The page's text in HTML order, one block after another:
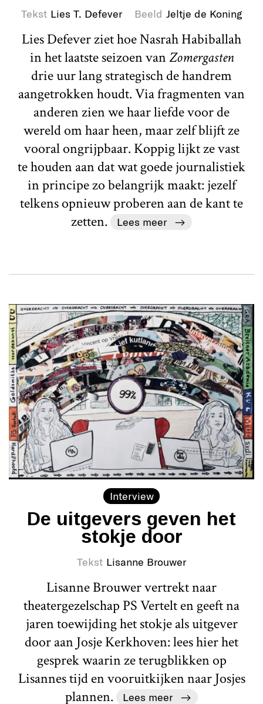
Tekst Lies T. Defever Beeld Jeltje de Koning
Lies Defever ziet hoe Nasrah Habiballah
in het laatste seizoen vanZomergasten
drie uur lang strategisch de handrem
aangetrokken houdt. Via fragmenten van
anderen zien we haar liefde voor de
wereld om haar heen, maar zelf blijft ze
vooral ongrijpbaar. Koppig lijkt ze vast
te houden aan dat wat goede journalistiek
in principe zo belangrijk maakt: jezelf
telkens opnieuw proberen aan de kant te
zetten.
Lees meer
Interview
De uitgevers geven het
stokje door
Tekst Lisanne Brouwer
Lisanne Brouwer vertrekt naar
theatergezelschap PS Vertelt en geeft na
jaren toewijding het stokje als uitgever
door aan Josje Kerkhoven: lees hier het
gesprek waarin ze terugblikken op
Lisannes tijd en vooruitkijken naar Josjes
plannen.
Lees meer